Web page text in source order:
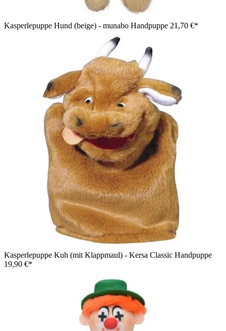
Kasperlepuppe Hund (beige) - munabo Handpuppe 21,70 €*
Kasperlepuppe Kuh (mit Klappmaul) - Kersa Classic Handpuppe
19,90 €*